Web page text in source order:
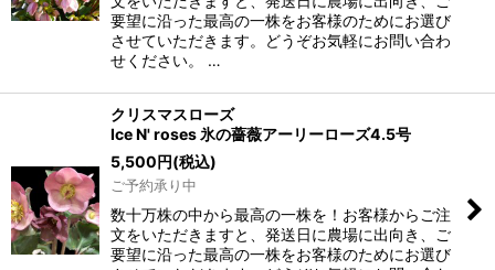
要望に沿った最高の一株をお客様のためにお選び
させていただきます。どうぞお気軽にお問い合わ
せください。 …
クリスマスローズ
Ice N' roses 氷の薔薇アーリーローズ4.5号
5,500円(税込)
ご予約承り中
数十万株の中から最高の一株を！お客様からご注
文をいただきますと、発送日に農場に出向き、ご
要望に沿った最高の一株をお客様のためにお選び